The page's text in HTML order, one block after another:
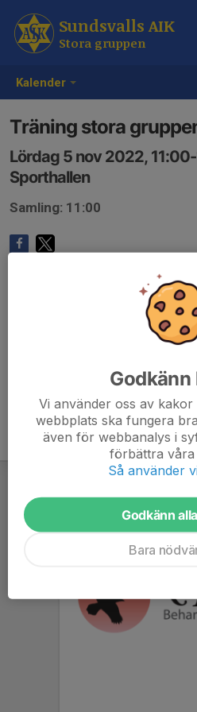
Kalender
Sundsvalls AIK
Stora gruppen
Träning stora
Lördag 5 nov 2022,
Sporthallen
Samling: 11:00
Godkänn
Vi använder oss av
webbplats ska fungera
även för webbanalys i
förbättra våra
Så använder
Godkänn
Bara